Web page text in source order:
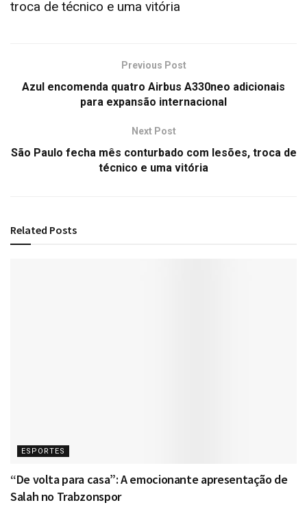
troca de técnico e uma vitória
Previous Post
Azul encomenda quatro Airbus A330neo adicionais
para expansão internacional
Next Post
São Paulo fecha mês conturbado com lesões, troca de
técnico e uma vitória
Related Posts
ESPORTES
“De volta para casa”: A emocionante apresentação de
Salah no Trabzonspor